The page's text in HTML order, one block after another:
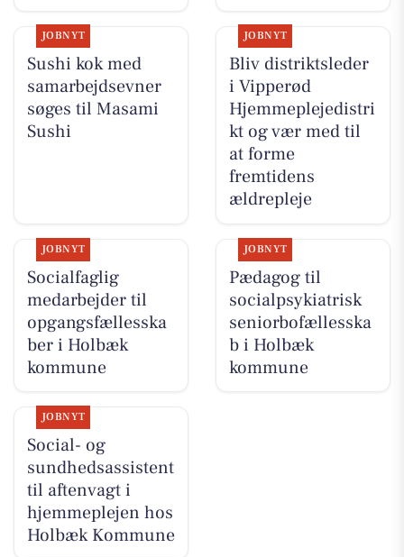
JOBNYT
Sushi kok med
samarbejdsevner
søges til Masami
Sushi
JOBNYT
Bliv distriktsleder
i Vipperød
Hjemmeplejedistri
kt og vær med til
at forme
fremtidens
ældrepleje
JOBNYT
Socialfaglig
medarbejder til
opgangsfællesska
ber i Holbæk
kommune
JOBNYT
Pædagog til
socialpsykiatrisk
seniorbofællesska
b i Holbæk
kommune
JOBNYT
Social- og
sundhedsassistent
til aftenvagt i
hjemmeplejen hos
Holbæk Kommune